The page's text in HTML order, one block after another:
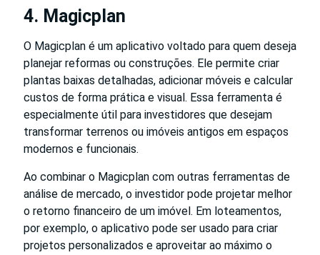
4. Magicplan
O Magicplan é um aplicativo voltado para quem deseja
planejar reformas ou construções. Ele permite criar
plantas baixas detalhadas, adicionar móveis e calcular
custos de forma prática e visual. Essa ferramenta é
especialmente útil para investidores que desejam
transformar terrenos ou imóveis antigos em espaços
modernos e funcionais.
Ao combinar o Magicplan com outras ferramentas de
análise de mercado, o investidor pode projetar melhor
o retorno financeiro de um imóvel. Em loteamentos,
por exemplo, o aplicativo pode ser usado para criar
projetos personalizados e aproveitar ao máximo o